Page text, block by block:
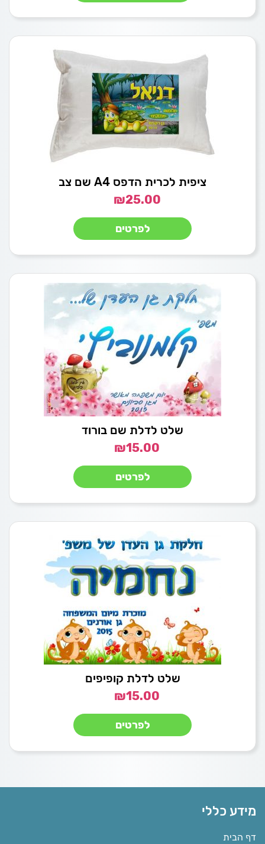
ציפית לכרית הדפס A4 שם צב
₪25.00
לפרטים
שלט לדלת שם בורוד
₪15.00
לפרטים
שלט לדלת קופיפים
₪15.00
לפרטים
מידע כללי
דף הבית